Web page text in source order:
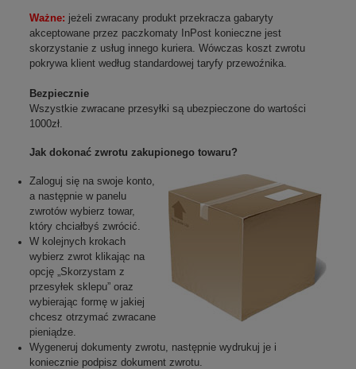
Ważne: jeżeli zwracany produkt przekracza gabaryty
akceptowane przez paczkomaty InPost konieczne jest
skorzystanie z usług innego kuriera. Wówczas koszt zwrotu
pokrywa klient według standardowej taryfy przewoźnika.
Bezpiecznie
Wszystkie zwracane przesyłki są ubezpieczone do wartości
1000zł.
Jak dokonać zwrotu zakupionego towaru?
Zaloguj się na swoje konto,
a następnie w panelu
zwrotów wybierz towar,
który chciałbyś zwrócić.
W kolejnych krokach
wybierz zwrot klikając na
opcję „Skorzystam z
przesyłek sklepu” oraz
wybierając formę w jakiej
chcesz otrzymać zwracane
pieniądze.
Wygeneruj dokumenty zwrotu, następnie wydrukuj je i
koniecznie podpisz dokument zwrotu.